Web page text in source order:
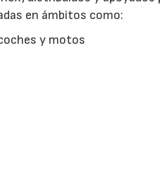
en ámbitos como:
y motos